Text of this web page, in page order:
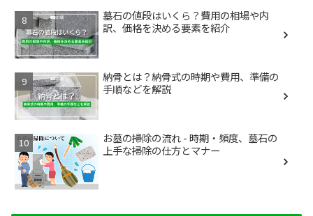
墓石の値段はいくら？費用の相場や内
訳、価格を決める要素を紹介
納骨とは？納骨式の時期や費用、準備の
手順などを解説
お墓の掃除の流れ - 時期・頻度、墓石の
上手な掃除の仕方とマナー